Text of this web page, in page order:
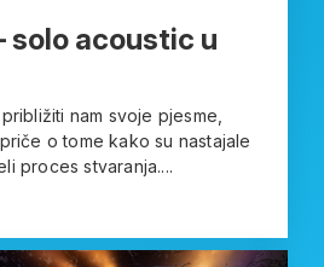
solo acoustic u
nam svoje pjesme,
o tome kako su nastajale
proces stvaranja....